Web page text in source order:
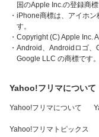
国のApple Inc.の登録商標
・iPhone商標は、アイホ
す。
・Copyright (C) Apple Inc.
・Android、Androidロゴ、
Google LLC の商標です。
Yahoo!フリマについて
Yahoo!フリマについて
Yahoo!フリマトピックス